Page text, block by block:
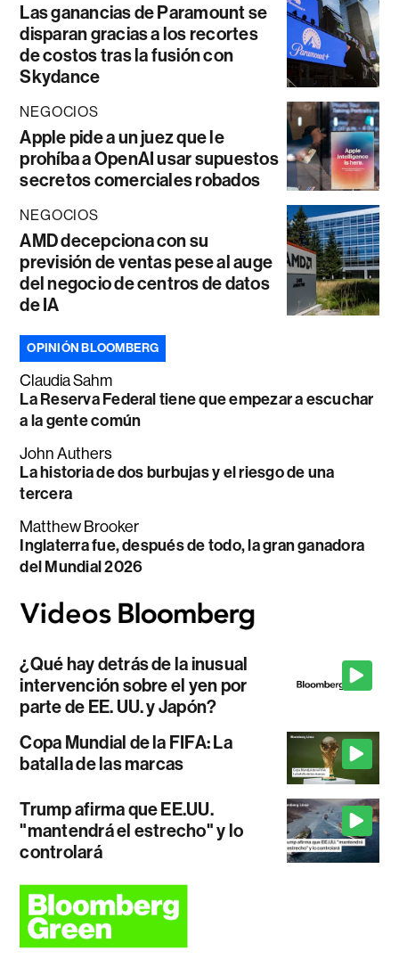
Las ganancias de Paramount se
disparan gracias a los recortes
de costos tras la fusión con
Skydance
NEGOCIOS
Apple pide a un juez que le
prohíba a OpenAI usar supuestos
secretos comerciales robados
NEGOCIOS
AMD decepciona con su
previsión de ventas pese al auge
del negocio de centros de datos
de IA
OPINIÓN BLOOMBERG
Claudia Sahm
La Reserva Federal tiene que empezar a escuchar
a la gente común
John Authers
La historia de dos burbujas y el riesgo de una
tercera
Matthew Brooker
Inglaterra fue, después de todo, la gran ganadora
del Mundial 2026
¿Qué hay detrás de la inusual
intervención sobre el yen por
parte de EE. UU. y Japón?
Copa Mundial de la FIFA: La
batalla de las marcas
Trump afirma que EE.UU.
"mantendrá el estrecho" y lo
controlará